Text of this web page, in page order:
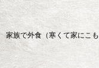
家族で外食（寒くて家にこも